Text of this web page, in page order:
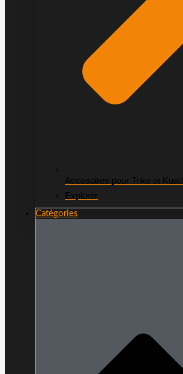
Accesoires pour Trike et Kuad
Explorer
Catégories